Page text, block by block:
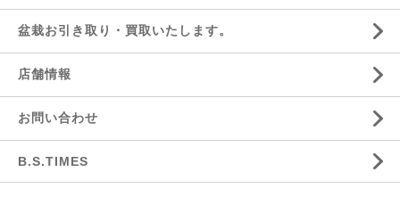
盆栽お引き取り・買取いたします。
店舗情報
お問い合わせ
B.S.TIMES